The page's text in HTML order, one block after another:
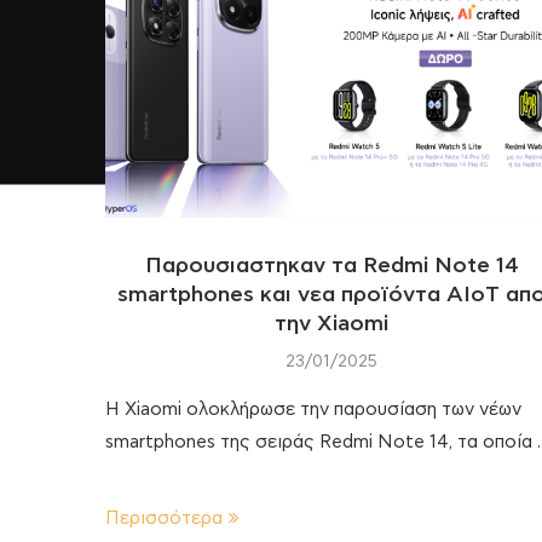
Παρουσιαστηκαν τα Redmi Note 14
smartphones και νεα προϊόντα ΑΙoΤ
την Xiaomi
23/01/2025
H Xiaomi ολοκλήρωσε την παρουσίαση των νέων
smartphones της σειράς Redmi Note 14, τα οποία
Περισσότερα